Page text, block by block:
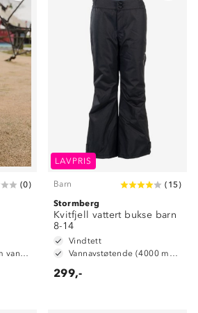
(0)
Vanntett (15 000 mm vannsøyle)
LAVPRIS
Barn ( 15)
Stormberg
Kvitfjell vattert bukse barn
8-14
Vindtett
Vannavstøtende (4000 mm vannsøyle)
299,-